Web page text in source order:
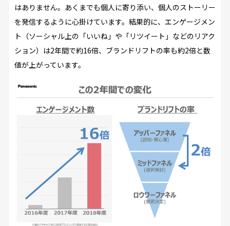
はありません。あくまでも個人に寄り添い、個人のストーリー
を発信するように心掛けています。結果的に、エンゲージメン
ト（ソーシャル上の「いいね」や「リツイート」などのリアク
ション）は2年間で約16倍、ブランドリフトの率も約2倍と数
値が上がっています。